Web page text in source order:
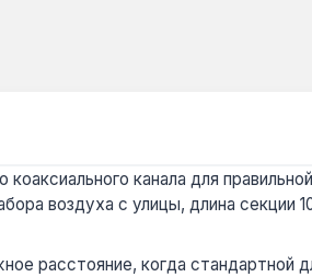
канала для
воздуха с улицы, длина секции
расстояние, когда стандартной